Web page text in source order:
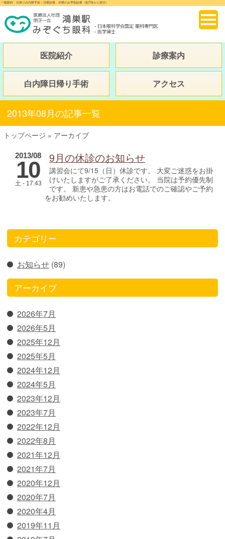
一般眼科・日帰り白内障手術｜日曜診療、水曜のみ早朝診療（朝7時から受付）
医院紹介 診療案内
白内障日帰り手術 アクセス
2013年08月の記事一覧
トップページ » アーカイブ
2013/08
10
土 - 17:43
9月の休診のお知らせ
講習会にて9/15（日）休診です。 大変ご迷惑をお掛
けいたしますがご了承ください。 当院は予約優先制
です。 新患や急患の方はお電話でのご確認やご予約
をお勧めいたします。
カテゴリー
お知らせ (89)
アーカイブ
2026年7月
2026年5月
2025年12月
2025年5月
2024年12月
2024年5月
2023年12月
2023年7月
2022年12月
2022年8月
2021年12月
2021年7月
2020年12月
2020年7月
2020年4月
2019年11月